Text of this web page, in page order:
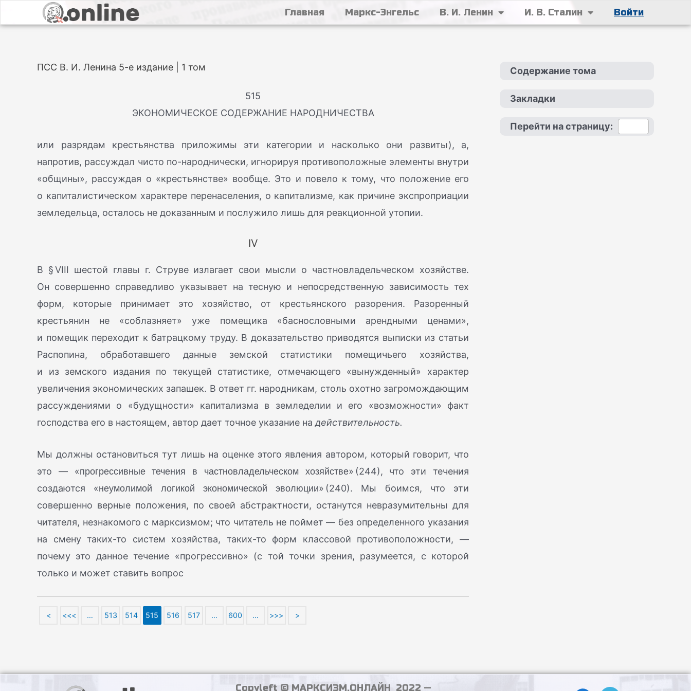
Главная Маркс-Энгельс В. И. Ленин И. В. Сталин Войти
ПСС В. И. Ленина 5-е издание | 1 том
515
ЭКОНОМИЧЕСКОЕ СОДЕРЖАНИЕ НАРОДНИЧЕСТВА
или разрядам крестьянства приложимы эти категории и насколько они развиты), а,
напротив, рассуждал чисто по-народнически, игнорируя противоположные элементы внутри
«общины», рассуждая о «крестьянстве» вообще. Это и повело к тому, что положение его
о капиталистическом характере перенаселения, о капитализме, как причине экспроприации
земледельца, осталось не доказанным и послужило лишь для реакционной утопии.
IV
В § VIII шестой главы г. Струве излагает свои мысли о частновладельческом хозяйстве.
Он совершенно справедливо указывает на тесную и непосредственную зависимость тех
форм, которые принимает это хозяйство, от крестьянского разорения. Разоренный
крестьянин не «соблазняет» уже помещика «баснословными арендными ценами»,
и помещик переходит к батрацкому труду. В доказательство приводятся выписки из статьи
Распопина, обработавшего данные земской статистики помещичьего хозяйства,
и из земского издания по текущей статистике, отмечающего «вынужденный» характер
увеличения экономических запашек. В ответ гг. народникам, столь охотно загромождающим
рассуждениями о «будущности» капитализма в земледелии и его «возможности» факт
господства его в настоящем, автор дает точное указание надействительность.
Мы должны остановиться тут лишь на оценке этого явления автором, который говорит, что
это — «прогрессивные течения в частновладельческом хозяйстве» (244), что эти течения
создаются «неумолимой логикой экономической эволюции» (240). Мы боимся, что эти
совершенно верные положения, по своей абстрактности, останутся невразумительны для
читателя, незнакомого с марксизмом; что читатель не поймет — без определенного указания
на смену таких-то систем хозяйства, таких-то форм классовой противоположности, —
почему это данное течение «прогрессивно» (с той точки зрения, разумеется, с которой
только и может ставить вопрос
< <<< … 513 514 515 516 517 … 600 … >>> >
Содержание тома
Закладки
Перейти на страницу:
Copyleft © МАРКСИЗМ.ОНЛАЙН 2022 —